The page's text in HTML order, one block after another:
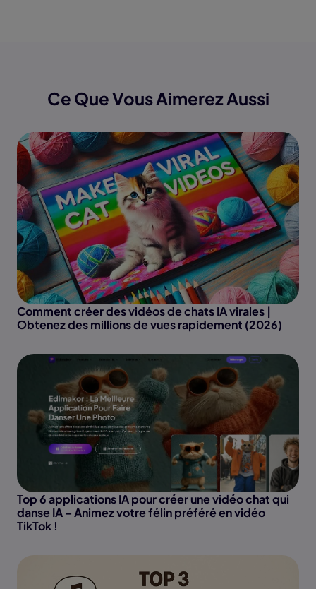
Ce Que Vous Aimerez Aussi
Comment créer des vidéos de chats IA virales |
Obtenez des millions de vues rapidement (2026)
Top 6 applications IA pour créer une vidéo chat qui
danse IA – Animez votre félin préféré en vidéo
TikTok !